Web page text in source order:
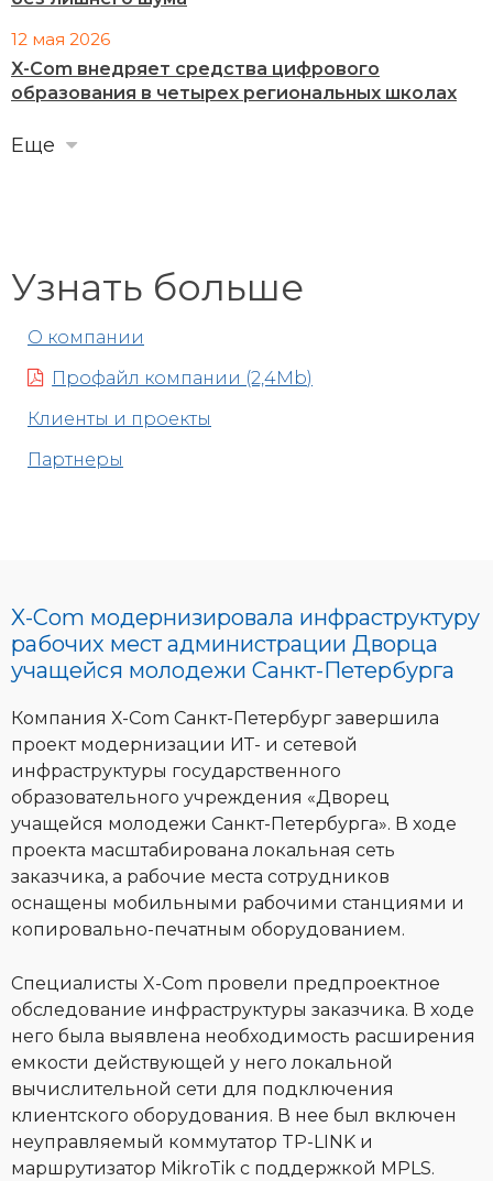
12 мая 2026
X-Com внедряет средства цифрового
образования в четырех региональных школах
Еще
Узнать больше
О компании
Профайл компании (2,4Mb)
Клиенты и проекты
Партнеры
X-Com модернизировала инфраструктуру
рабочих мест администрации Дворца
учащейся молодежи Санкт-Петербурга
Компания Х-Com Санкт-Петербург завершила
проект модернизации ИТ- и сетевой
инфраструктуры государственного
образовательного учреждения «Дворец
учащейся молодежи Санкт-Петербурга». В ходе
проекта масштабирована локальная сеть
заказчика, а рабочие места сотрудников
оснащены мобильными рабочими станциями и
копировально-печатным оборудованием.
Специалисты X-Com провели предпроектное
обследование инфраструктуры заказчика. В ходе
него была выявлена необходимость расширения
емкости действующей у него локальной
вычислительной сети для подключения
клиентского оборудования. В нее был включен
неуправляемый коммутатор TP-LINK и
маршрутизатор MikroTik с поддержкой MPLS.